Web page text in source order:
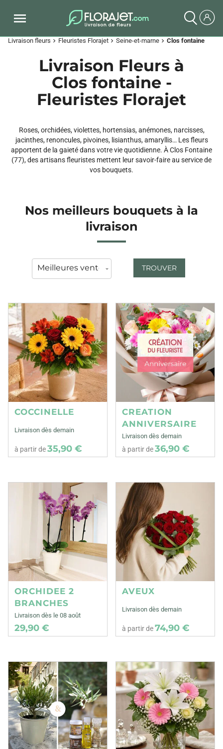
Livraison fleurs chevron_right Fleuristes Florajet chevron_right Seine-et-marne chevron_right Clos fontaine
Livraison Fleurs à
Clos fontaine -
Fleuristes Florajet
Roses, orchidées, violettes, hortensias, anémones, narcisses,
jacinthes, renoncules, pivoines, lisianthus, amaryllis… Les fleurs
apportent de la gaieté dans votre vie quotidienne. À Clos Fontaine
(77), des artisans fleuristes mettent leur savoir-faire au service de
vos bouquets.
Nos meilleurs bouquets à la
livraison
TROUVER
COCCINELLE
Livraison dès demain
à partir de35,90 €
CREATION
ANNIVERSAIRE
Livraison dès demain
à partir de36,90 €
ORCHIDEE 2
BRANCHES
Livraison dès le 08 août
29,90 €
AVEUX
Livraison dès demain
à partir de74,90 €